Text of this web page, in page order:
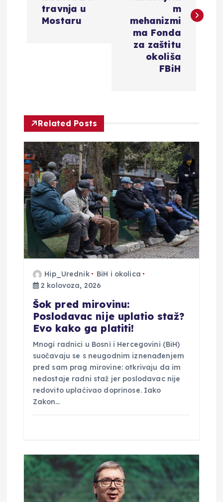
a
o
b
travnja u
Mostaru
m
mehanizmi
ma Fonda
za zaštitu
okoliša
FBiH
Related Posts
Hip_Urednik
BiH i okolica
2 kolovoza, 2026
Šok pred mirovinu:
Poslodavac nije uplatio staž?
Evo kako ga platiti!
Mnogi radnici u Bosni i Hercegovini (BiH)
suočavaju se s neugodnim iznenađenjem
pred sam prag mirovine: otkrivaju da im
nedostaje radni staž jer poslodavac nije
redovito uplaćivao doprinose. Iako
Zakon…